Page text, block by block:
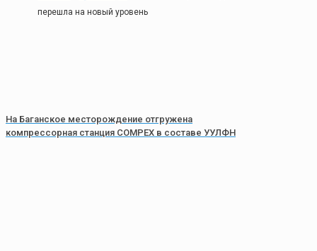
перешла на новый уровень
На Баганское месторождение отгружена
компрессорная станция COMPEX в составе УУЛФН